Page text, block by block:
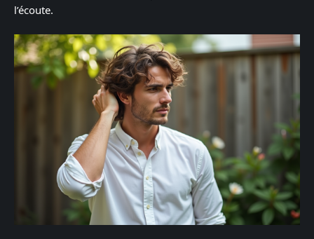
l’écoute.